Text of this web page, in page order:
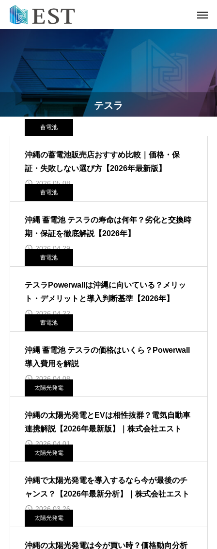
テスラ
蓄電池
沖縄の蓄電池販売店おすすめ比較｜価格・保
証・失敗しない選び方【2026年最新版】
2026.05.08
蓄電池
沖縄 蓄電池 テスラの寿命は何年？劣化と交換時
期・保証を徹底解説【2026年】
2026.04.29
蓄電池
テスラPowerwallは沖縄に向いている？メリッ
ト・デメリットと導入判断基準【2026年】
2026.04.22
蓄電池
沖縄 蓄電池 テスラの価格はいくら？Powerwall
導入費用を解説
2026.04.08
太陽光発電
沖縄の太陽光発電とEVは相性抜群？電気自動車
連携解説【2026年最新版】｜株式会社エスト
2026.04.01
太陽光発電
沖縄で太陽光発電を導入するなら今が最後のチ
ャンス？【2026年最新分析】｜株式会社エスト
2026.03.26
太陽光発電
沖縄の太陽光発電は今が買い時？価格動向分析